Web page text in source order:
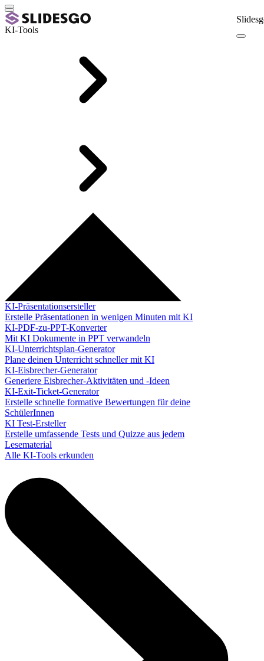
KI-Tools
KI-Präsentationsersteller
Erstelle Präsentationen in wenigen Minuten mit KI
KI-PDF-zu-PPT-Konverter
Mit KI Dokumente in PPT verwandeln
KI-Unterrichtsplan-Generator
Plane deinen Unterricht schneller mit KI
KI-Eisbrecher-Generator
Generiere Eisbrecher-Aktivitäten und -Ideen
KI-Exit-Ticket-Generator
Erstelle schnelle formative Bewertungen für deine
SchülerInnen
KI Test-Ersteller
Erstelle umfassende Tests und Quizze aus jedem
Lesematerial
Alle KI-Tools erkunden